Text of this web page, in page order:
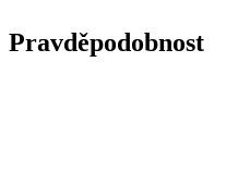
Pravděpodobnost